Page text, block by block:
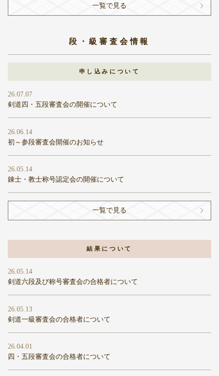
一覧で見る
段・級審査会情報
申し込みについて
26.07.07
剣道四・五段審査会の開催について
26.06.14
初～参段審査会開催のお知らせ
26.05.14
錬士・教士称号認定会の開催について
一覧で見る
結果について
26.05.14
剣道六段及び称号審査会の合格者について
26.05.13
剣道一級審査会の合格者について
26.04.01
四・五段審査会の合格者について